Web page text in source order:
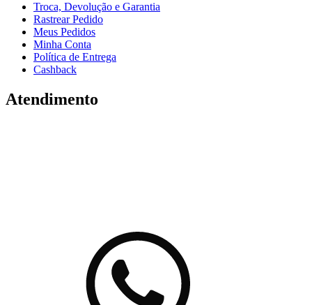
Troca, Devolução e Garantia
Rastrear Pedido
Meus Pedidos
Minha Conta
Política de Entrega
Cashback
Atendimento